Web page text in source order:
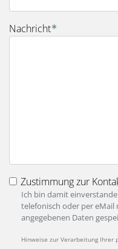
Nachricht
Zustimmung zur
Ich bin damit
telefonisch oder per
angegebenen Daten
Hinweise zur Verarbeitung Ihrer